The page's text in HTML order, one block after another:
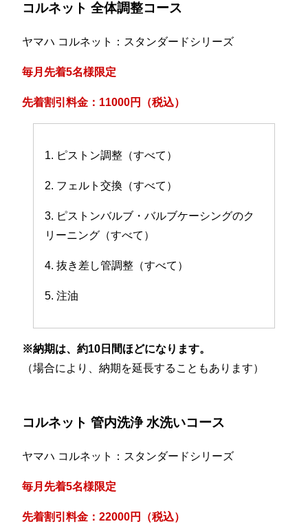
コルネット 全体調整コース
ヤマハ コルネット：スタンダードシリーズ
毎月先着5名様限定
先着割引料金：11000円（税込）
1. ピストン調整（すべて）
2. フェルト交換（すべて）
3. ピストンバルブ・バルブケーシングのク
リーニング（すべて）
4. 抜き差し管調整（すべて）
5. 注油
※納期は、約10日間ほどになります。
（場合により、納期を延長することもあります）
コルネット 管内洗浄 水洗いコース
ヤマハ コルネット：スタンダードシリーズ
毎月先着5名様限定
先着割引料金：22000円（税込）